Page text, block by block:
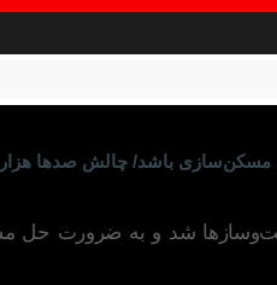
باشد/ چالش صدها هزار
شد و به ضرورت حل